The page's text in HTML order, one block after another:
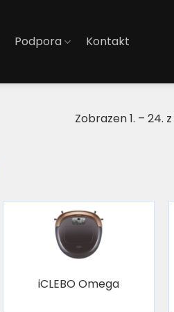
Podpora Kontakt
Zobrazen 1. – 24.
iCLEBO Omega